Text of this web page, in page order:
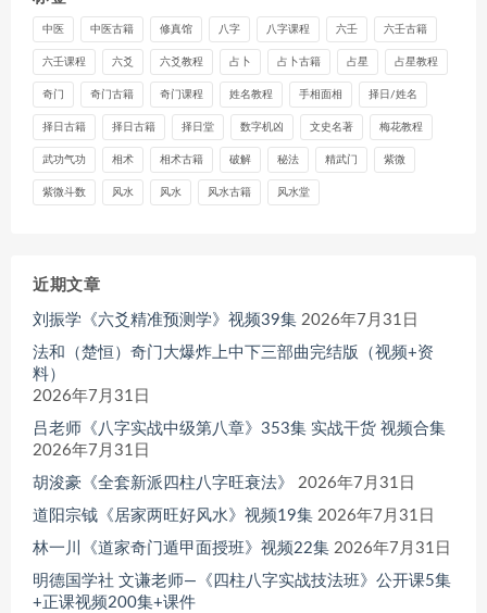
中医 中医古籍 修真馆 八字 八字课程 六壬 六壬古籍
六壬课程 六爻 六爻教程 占卜 占卜古籍 占星 占星教程
奇门 奇门古籍 奇门课程 姓名教程 手相面相 择日/姓名
择日古籍 择日古籍 择日堂 数字机凶 文史名著 梅花教程
武功气功 相术 相术古籍 破解 秘法 精武门 紫微
紫微斗数 风水 风水 风水古籍 风水堂
近期文章
刘振学《六爻精准预测学》视频39集 2026年7月31日
法和（楚恒）奇门大爆炸上中下三部曲完结版（视频+资
料）
2026年7月31日
吕老师《八字实战中级第八章》353集 实战干货 视频合集
2026年7月31日
胡浚豪《全套新派四柱八字旺衰法》
2026年7月31日
道阳宗钺《居家两旺好风水》视频19集 2026年7月31日
林一川《道家奇门遁甲面授班》视频22集 2026年7月31日
明德国学社 文谦老师—《四柱八字实战技法班》公开课5集
+正课视频200集+课件